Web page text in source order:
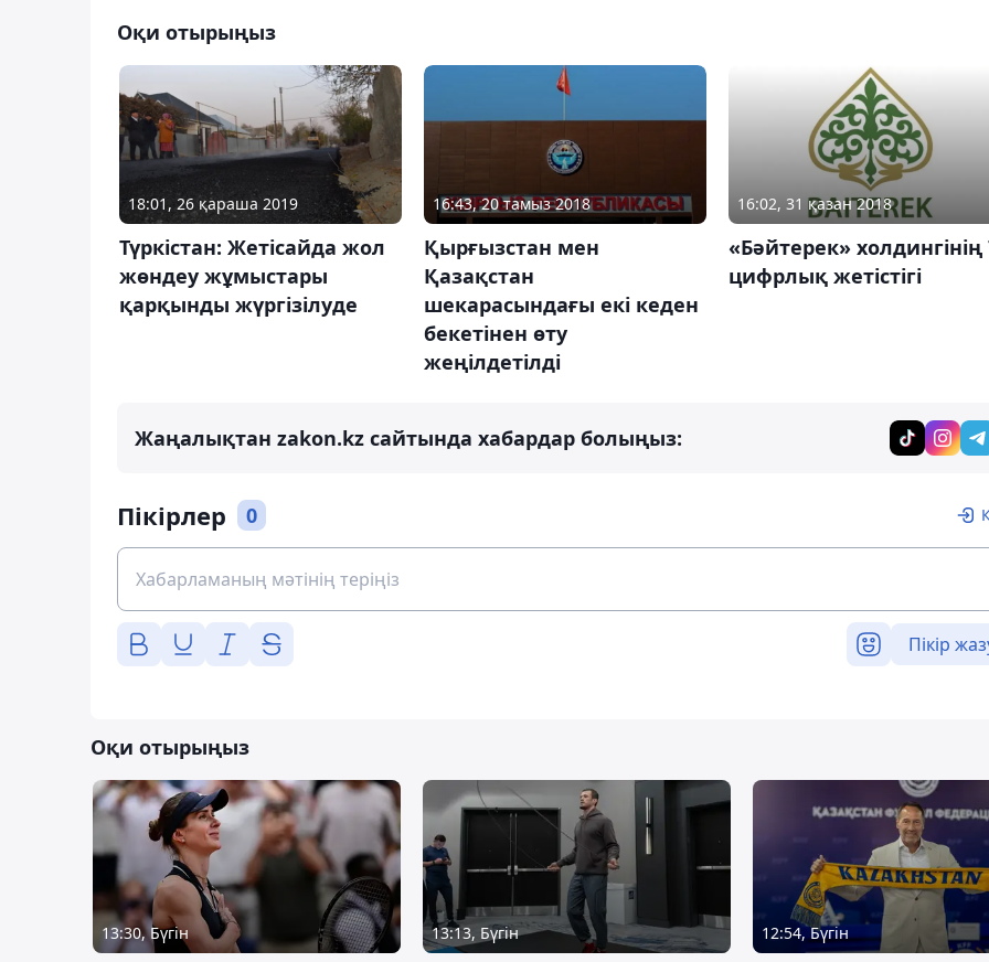
Оқи отырыңыз
18:01, 26 қараша 2019
Түркістан: Жетісайда жол
жөндеу жұмыстары
қарқынды жүргізілуде
16:43, 20 тамыз 2018
Қырғызстан мен
Қазақстан
шекарасындағы екі кеден
бекетінен өту
жеңілдетілді
16:02, 31 қазан 2018
«Бәйтерек» холдингінің
цифрлық жетістігі
Жаңалықтан zakon.kz сайтында хабардар болыңыз:
Пікірлер 0
Пікір
Оқи отырыңыз
13:30, Бүгін 13:13, Бүгін 12:54, Бүгін